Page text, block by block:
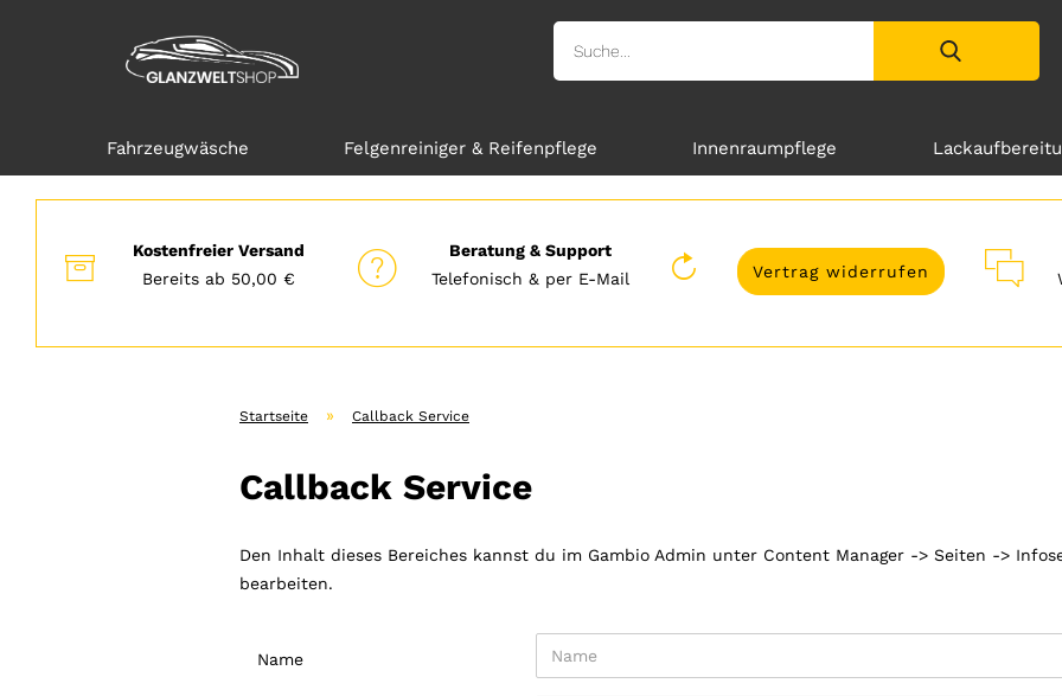
zum
Fahrzeugwäsche Felgenreiniger & Reifenpflege Innenraumpflege
Kostenfreier Versand
Bereits ab 50,00 €
Beratung & Support
Telefonisch & per E-Mail
Vertrag widerrufen
Startseite » Callback Service
Callback Service
Den Inhalt dieses Bereiches kannst du im Gambio Admin unter Content Manager -> Seiten ->
bearbeiten.
Name